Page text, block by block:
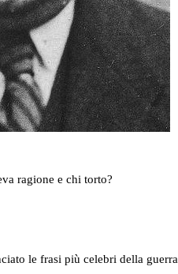
ragione e chi torto?
le frasi più celebri della